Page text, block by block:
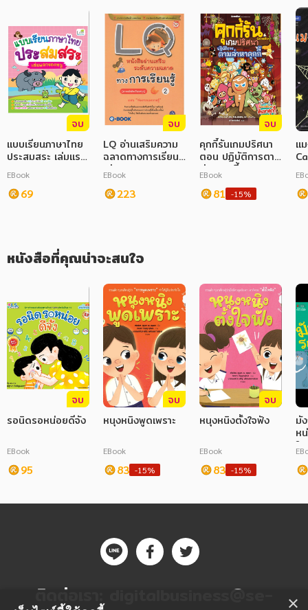
หนังสือเด็ก
การพัฒนาตนเอง
ความรู้ทั่วไป
การ์ตูนความรู้ การ์ตูน
การ์ตูนมังงะ (Manga)
จบ
แบบเรียนภาษาไทย
ประสมสระ เล่มแรก
ของหนู
EBook
69
จบ
LQ อ่านเสริมความ
ฉลาดทางการเรียนรู้
เล่ม 2
EBook
223
จบ
คุกกี้รันเกมปริศนา
ตอน ปฏิบัติการตาม
ล่าหาคุกกี้
EBook
81 -15%
แ
หนังสือที่คุณน่าจะสนใจ
จบ
รอนิดรอหน่อยดีจัง
EBook
95
จบ
หนุงหนิงพูดเพราะ
EBook
83 -15%
จบ
หนุงหนิงตั้งใจฟัง
EBook
83 -15%
มั
ห
ใ
ติดต่อเรา: digitalbusiness@se- ×